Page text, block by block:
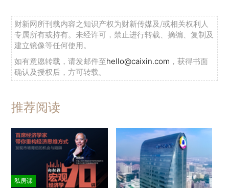
财新网所刊载内容之知识产权为财新传媒及/或相关权利人
专属所有或持有。未经许可，禁止进行转载、摘编、复制及
建立镜像等任何使用。
如有意愿转载，请发邮件至hello@caixin.com ，获得书面
确认及授权后，方可转载。
推荐阅读
私房课